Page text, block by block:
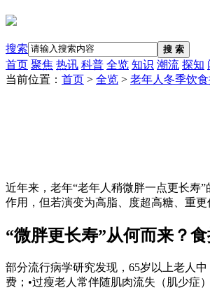
搜索 搜 索
首页 聚焦 热讯 科普 全览 知识 潮流 探知
当前位置： 首页 > 全览 > 老年人冬季饮
近年来，老年“老年人稍微胖一点更长寿
作用，但若演变为高脂、度超高糖、重
“微胖更长寿”从何而来？
部分流行病学研究发现，65岁以上老人
费；•过瘦老人常伴随肌肉流失（肌少症